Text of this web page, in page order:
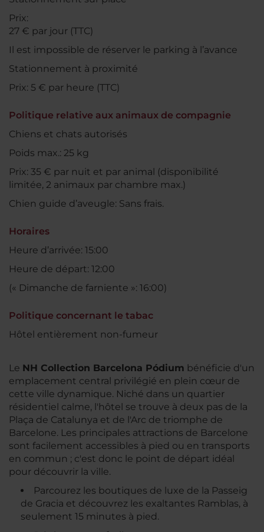
Prix:
27 € par jour (TTC)
Il est impossible de réserver le parking à l’avance
Stationnement à proximité
Prix: 5 € par heure (TTC)
Politique relative aux animaux de compagnie
Chiens et chats autorisés
Poids max.: 25 kg
Prix: 35 € par nuit et par animal (disponibilité
limitée, 2 animaux par chambre max.)
Chien guide d’aveugle: Sans frais.
Horaires
Heure d’arrivée: 15:00
Heure de départ: 12:00
(« Dimanche de farniente »: 16:00)
Politique concernant le tabac
Hôtel entièrement non-fumeur
Le NH Collection Barcelona Pódium bénéficie d'un
emplacement central privilégié en plein cœur de
cette ville dynamique. Niché dans un quartier
résidentiel calme, l'hôtel se trouve à deux pas de la
Plaça de Catalunya et de l'Arc de triomphe de
Barcelone. Les principales attractions de Barcelone
sont facilement accessibles à pied ou en transports
en commun ; c'est donc le point de départ idéal
pour découvrir la ville.
Parcourez les boutiques de luxe de la Passeig
de Gracia et découvrez les exaltantes Ramblas, à
seulement 15 minutes à pied.